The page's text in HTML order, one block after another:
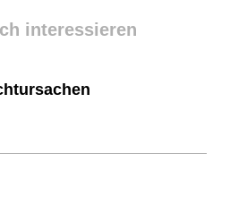
interessieren